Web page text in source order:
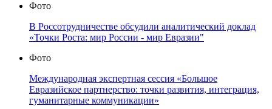
Фото
В Россотрудничестве обсудили аналитический доклад
«Точки Роста: мир России - мир Евразии"
Фото
Международная экспертная сессия «Большое
Евразийское партнерство: точки развития, интеграция,
гуманитарные коммуникации»